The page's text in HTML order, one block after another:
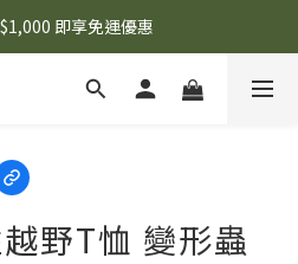
惠嗎？ 點擊查看最新優惠！
即享免運優惠
惠嗎？ 點擊查看最新優惠！
野T恤 變形蟲